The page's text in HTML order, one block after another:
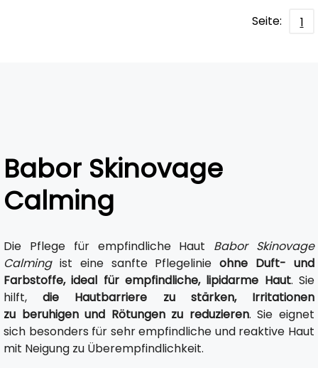
Seite: 1
Babor Skinovage
Calming
Die Pflege für empfindliche Haut Babor Skinovage
Calmingist eine sanfte Pflegelinieohne Duft- und
Farbstoffe, ideal für empfindliche, lipidarme Haut. Sie
hilft,die Hautbarriere zu stärken, Irritationen
zu beruhigen und Rötungen zu reduzieren. Sie eignet
sich besonders für sehr empfindliche und reaktive Haut
mit Neigung zu Überempfindlichkeit.